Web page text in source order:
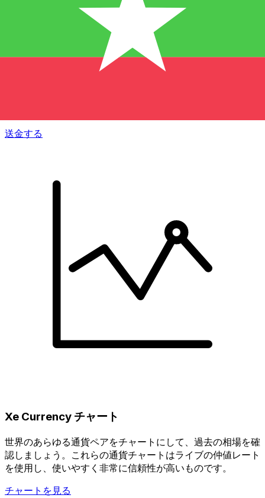
Xe 国際送金
送金する
Xe Currency チャート
世界のあらゆる通貨ペアをチャートにして、過去の相場を確
認しましょう。これらの通貨チャートはライブの仲値レート
を使用し、使いやすく非常に信頼性が高いものです。
チャートを見る